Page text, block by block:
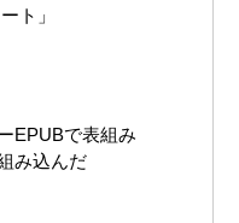
ト」
EPUBで表組み
み込んだ